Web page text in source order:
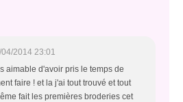
04/2014 23:01
aimable d'avoir pris le temps de
faire ! et la j'ai tout trouvé et tout
fait les premières broderies cet